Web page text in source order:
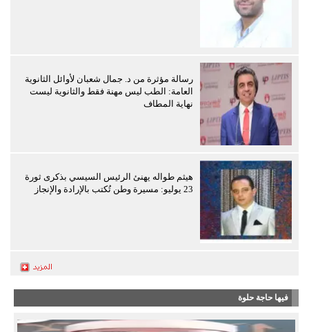
رسالة مؤثرة من د. جمال شعبان لأوائل الثانوية
العامة: الطب ليس مهنة فقط والثانوية ليست
نهاية المطاف
هيثم طواله يهنئ الرئيس السيسي بذكرى ثورة
23 يوليو: مسيرة وطن تُكتب بالإرادة والإنجاز
فيها حاجة حلوة